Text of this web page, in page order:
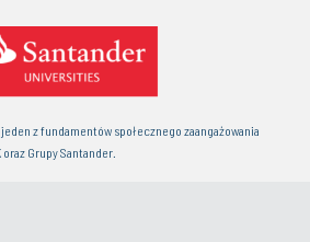
z fundamentów społecznego zaangażowania
Grupy Santander.